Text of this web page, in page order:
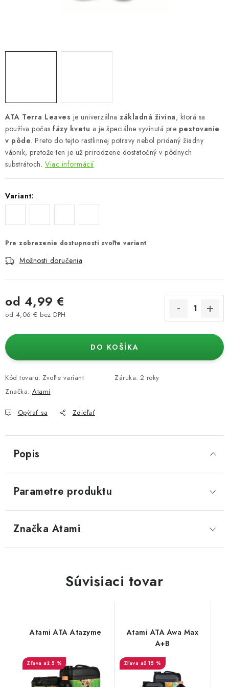
ATA Terra Leaves je univerzálna základná živina, ktorá sa
používa počas fázy kvetu a je špeciálne vyvinutá pre pestovanie
v pôde. Preto do tejto rastlinnej potravy nebol pridaný žiadny
vápnik, pretože ten je už prirodzene dostatočný v pôdnych
substrátoch. Viac informácií
Variant:
Pre zobrazenie dostupnosti zvoľte variant
Možnosti doručenia
od 4,99 €
od 4,06 € bez DPH
DO KOŠÍKA
Kód tovaru: Zvoľte variant Záruka: 2 roky
Značka: Atami
Opýtať sa Zdieľať
Popis
Parametre produktu
Značka Atami
Súvisiaci tovar
Atami ATA Atazyme
až 5 %
Atami ATA Awa Max
A+B
až 15 %